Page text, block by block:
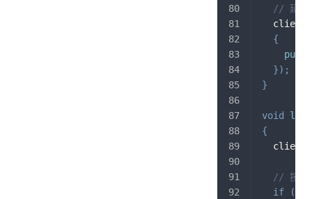
// 延迟
  client
{
}) ;
}
void
loop
{
  client
// 按间
if
(